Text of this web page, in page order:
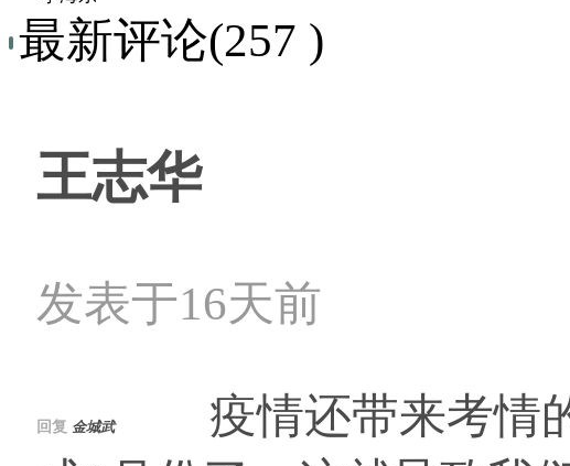
最新评论(257 )
王志华
发表于16天前
回复 金城武疫情还带来考情的